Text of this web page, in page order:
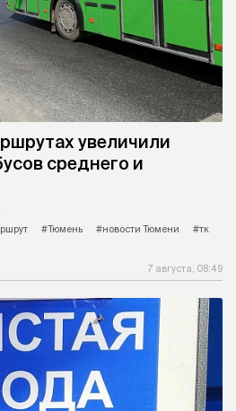
увеличили
среднего и
#Тюмень #новости Тюмени #тк
7 августа, 08:49